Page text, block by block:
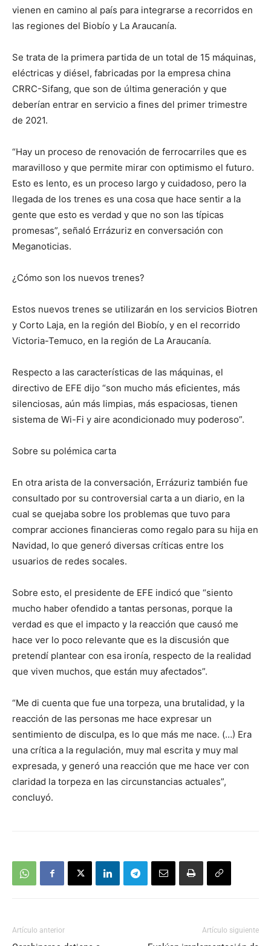
vienen en camino al país para integrarse a recorridos en
las regiones del Biobío y La Araucanía.
Se trata de la primera partida de un total de 15 máquinas,
eléctricas y diésel, fabricadas por la empresa china
CRRC-Sifang, que son de última generación y que
deberían entrar en servicio a fines del primer trimestre
de 2021.
“Hay un proceso de renovación de ferrocarriles que es
maravilloso y que permite mirar con optimismo el futuro.
Esto es lento, es un proceso largo y cuidadoso, pero la
llegada de los trenes es una cosa que hace sentir a la
gente que esto es verdad y que no son las típicas
promesas”, señaló Errázuriz en conversación con
Meganoticias.
¿Cómo son los nuevos trenes?
Estos nuevos trenes se utilizarán en los servicios Biotren
y Corto Laja, en la región del Biobío, y en el recorrido
Victoria-Temuco, en la región de La Araucanía.
Respecto a las características de las máquinas, el
directivo de EFE dijo “son mucho más eficientes, más
silenciosas, aún más limpias, más espaciosas, tienen
sistema de Wi-Fi y aire acondicionado muy poderoso”.
Sobre su polémica carta
En otra arista de la conversación, Errázuriz también fue
consultado por su controversial carta a un diario, en la
cual se quejaba sobre los problemas que tuvo para
comprar acciones financieras como regalo para su hija en
Navidad, lo que generó diversas críticas entre los
usuarios de redes socales.
Sobre esto, el presidente de EFE indicó que “siento
mucho haber ofendido a tantas personas, porque la
verdad es que el impacto y la reacción que causó me
hace ver lo poco relevante que es la discusión que
pretendí plantear con esa ironía, respecto de la realidad
que viven muchos, que están muy afectados”.
“Me di cuenta que fue una torpeza, una brutalidad, y la
reacción de las personas me hace expresar un
sentimiento de disculpa, es lo que más me nace. (…) Era
una crítica a la regulación, muy mal escrita y muy mal
expresada, y generó una reacción que me hace ver con
claridad la torpeza en las circunstancias actuales”,
concluyó.
Artículo anterior Artículo siguiente